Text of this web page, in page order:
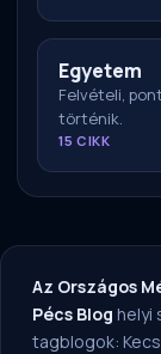
Egyetem
Felvételi,
történik.
15 CIKK
Az Országos
Pécs Blog helyi
tagblogok: